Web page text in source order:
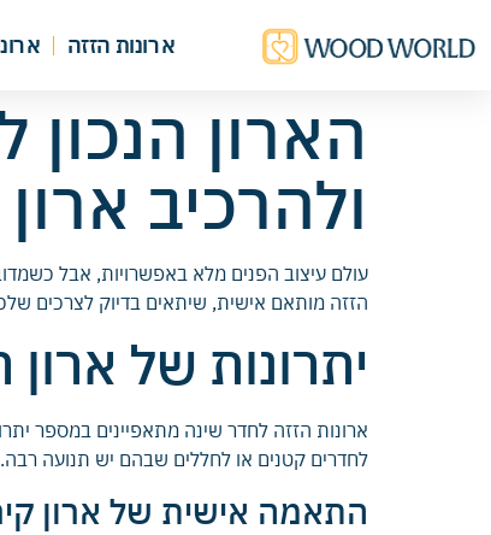
ארונות הזזה
הארון
ולהרכיב
עולם עיצוב הפנים מלא באפשרויות, אבל
הזזה מותאם אישית, שיתאים בדיוק לצרכים
יתרונות של
ארונות הזזה לחדר שינה מתאפיינים במספר
לחדרים קטנים או לחללים שבהם יש תנועה רבה.
התאמה אישית של ארון